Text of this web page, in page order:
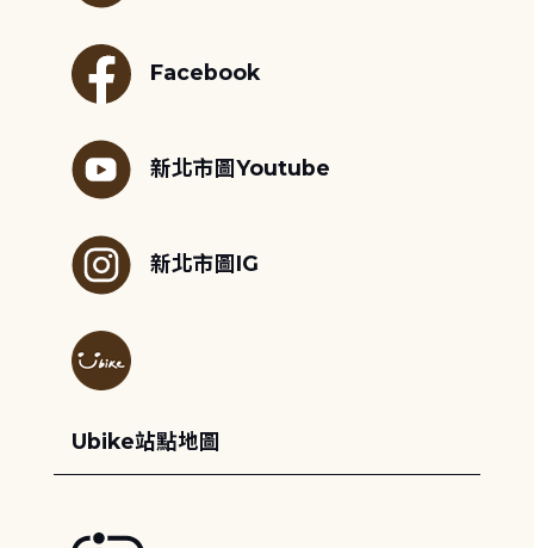
Facebook
新北市圖Youtube
新北市圖IG
Ubike站點地圖